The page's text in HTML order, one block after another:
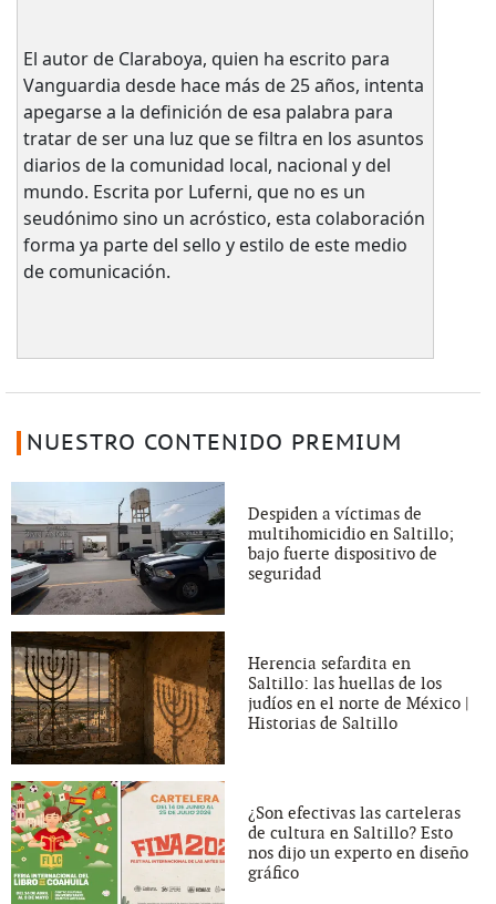
El autor de Claraboya, quien ha escrito para
Vanguardia desde hace más de 25 años, intenta
apegarse a la definición de esa palabra para
tratar de ser una luz que se filtra en los asuntos
diarios de la comunidad local, nacional y del
mundo. Escrita por Luferni, que no es un
seudónimo sino un acróstico, esta colaboración
forma ya parte del sello y estilo de este medio
de comunicación.
NUESTRO CONTENIDO PREMIUM
Despiden a víctimas de
multihomicidio en Saltillo;
bajo fuerte dispositivo de
seguridad
Herencia sefardita en
Saltillo: las huellas de los
judíos en el norte de México |
Historias de Saltillo
¿Son efectivas las carteleras
de cultura en Saltillo? Esto
nos dijo un experto en diseño
gráfico